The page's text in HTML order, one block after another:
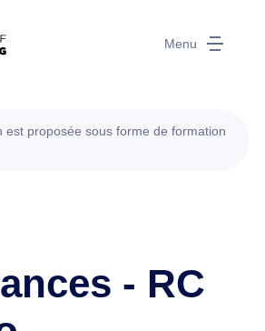
Menu
est proposée sous forme de formation
- RC